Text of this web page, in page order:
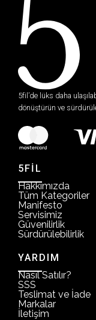
5fil’de lüks daha
dönüştürün ve
5FİL
Hakkımızda
Tüm Kategoriler
Manifesto
Servisimiz
Güvenilirlik
Sürdürülebilirlik
YARDIM
Nasıl Satılır?
SSS
Teslimat ve İade
Markalar
İletişim